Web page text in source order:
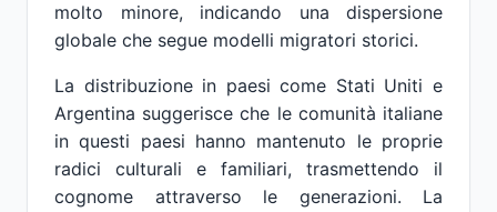
molto minore, indicando una dispersione
globale che segue modelli migratori storici.
La distribuzione in paesi come Stati Uniti e
Argentina suggerisce che le comunità italiane
in questi paesi hanno mantenuto le proprie
radici culturali e familiari, trasmettendo il
cognome attraverso le generazioni. La